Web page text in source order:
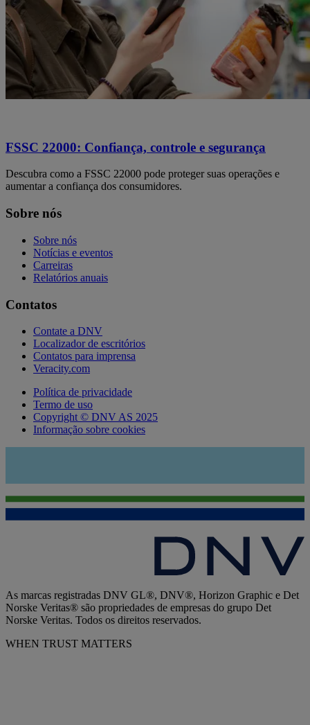
FSSC 22000: Confiança, controle e segurança
Descubra como a FSSC 22000 pode proteger suas operações e
aumentar a confiança dos consumidores.
Sobre nós
Sobre nós
Notícias e eventos
Carreiras
Relatórios anuais
Contatos
Contate a DNV
Localizador de escritórios
Contatos para imprensa
Veracity.com
Política de privacidade
Termo de uso
Copyright © DNV AS 2025
Informação sobre cookies
As marcas registradas DNV GL®, DNV®, Horizon Graphic e Det
Norske Veritas® são propriedades de empresas do grupo Det
Norske Veritas. Todos os direitos reservados.
WHEN TRUST MATTERS